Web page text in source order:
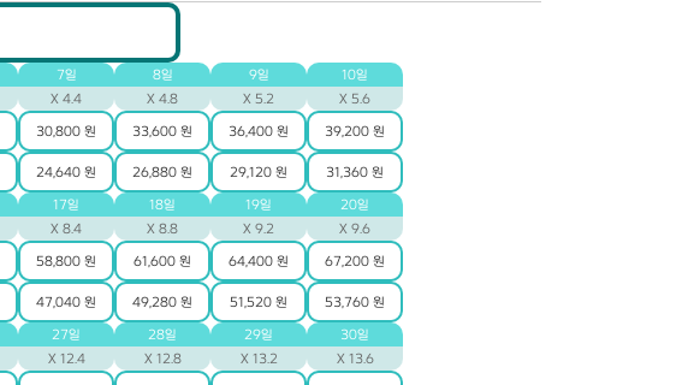
7일
X 4.4
8일
X 4.8
9일
X 5.2
10일
X 5.6
30,800 원 33,600 원 36,400 원 39,200 원
24,640 원 26,880 원 29,120 원 31,360 원
17일
X 8.4
18일
X 8.8
19일
X 9.2
20일
X 9.6
58,800 원 61,600 원 64,400 원 67,200 원
47,040 원 49,280 원 51,520 원 53,760 원
27일
X 12.4
28일
X 12.8
29일
X 13.2
30일
X 13.6